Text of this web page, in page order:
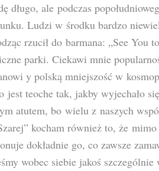
długo, ale podczas
Ludzi w środku bardzo
rzucił do barmana: „See You
parki. Ciekawi mnie
y polską mniejszość w
jest teoche tak, jakby wyjechało
atutem, bo wielu z naszych
kocham również to, że
dokładnie go, co zawsze
wobec siebie jakoś